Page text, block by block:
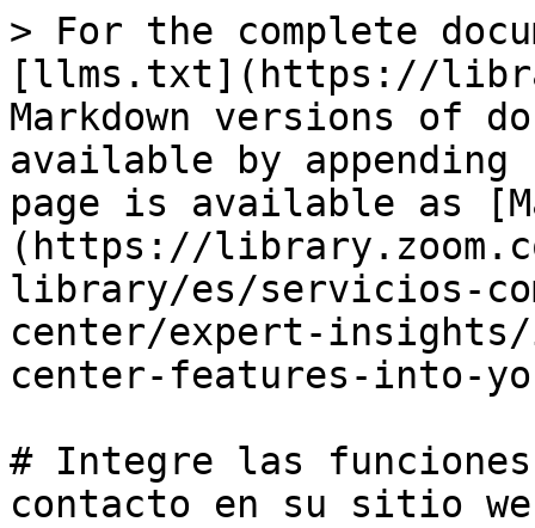
> For the complete
[llms.txt](https://
Markdown versions of
available by
page is available as
(https://
library/es/servicios-
center/expert-insights/
center-features-into-
# Integre las
contacto en su sitio